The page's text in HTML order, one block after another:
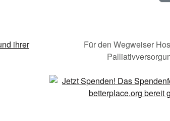
Für den Wegweiser